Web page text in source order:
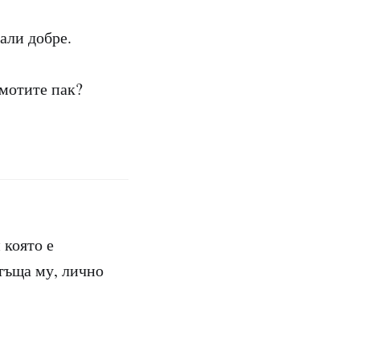
добре.
пак?
е
му, лично